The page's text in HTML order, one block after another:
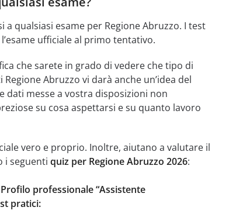
qualsiasi esame per Regione Abruzzo. I test
ufficiale al primo tentativo.
che sarete in grado di vedere che tipo di
Abruzzo vi darà anche un’idea del
dati messe a vostra disposizioni non
su cosa aspettarsi e su quanto lavoro
vero e proprio. Inoltre, aiutano a valutare il
i seguenti quiz per Regione Abruzzo 2026:
professionale “Assistente
pratici: